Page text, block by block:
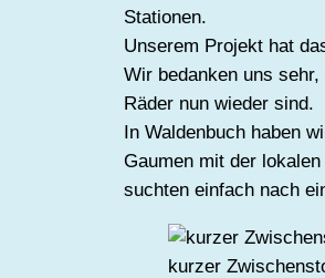
Stationen.
Unserem Projekt hat
Wir bedanken uns
Räder nun wieder sind.
In Waldenbuch haben
Gaumen mit der
suchten einfach nach
kurzer